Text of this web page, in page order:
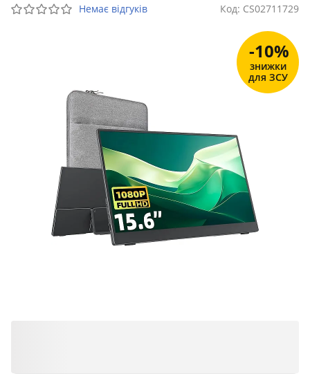
Немає відгуків Код: CS02711729
-10%
знижки
для ЗСУ